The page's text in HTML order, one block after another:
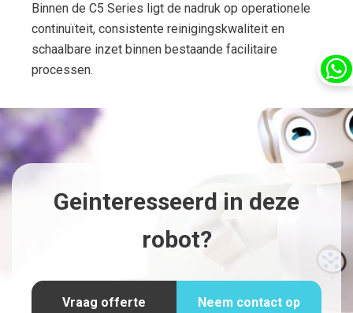
Binnen de C5 Series ligt de nadruk op operationele
continuïteit, consistente reinigingskwaliteit en
schaalbare inzet binnen bestaande facilitaire
processen.
Geinteresseerd in deze
robot?
Vraag offerte
Neem contact op